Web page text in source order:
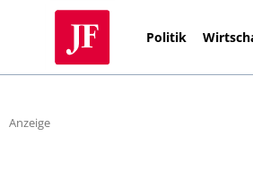
Politik
Anzeige